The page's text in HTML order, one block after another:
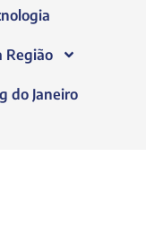
Região
do Janeiro